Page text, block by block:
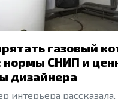
газовый
СНИП и
дизайнера
интерьера